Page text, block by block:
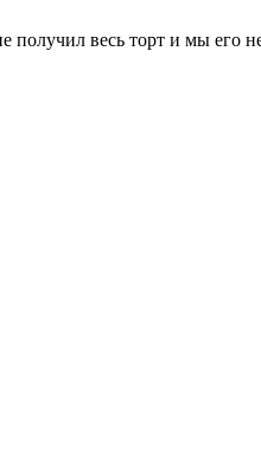
получил весь торт и мы его